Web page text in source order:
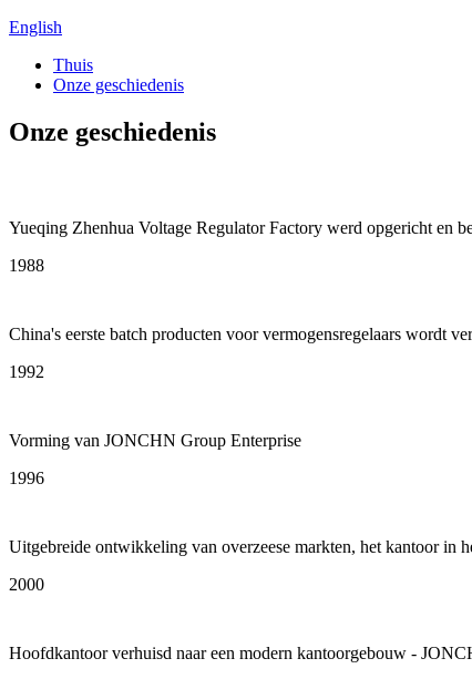
English
Thuis
Onze geschiedenis
Onze geschiedenis
Yueqing Zhenhua Voltage Regulator Factory werd opgericht en
1988
China's eerste batch producten voor vermogensregelaars wordt
1992
Vorming van JONCHN Group Enterprise
1996
Uitgebreide ontwikkeling van overzeese markten, het kantoor in
2000
Hoofdkantoor verhuisd naar een modern kantoorgebouw -